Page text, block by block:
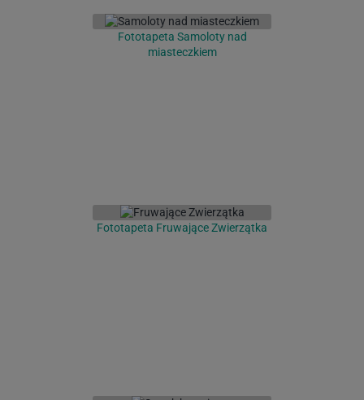
Fototapeta Samoloty nad
miasteczkiem
Fototapeta Fruwające Zwierzątka